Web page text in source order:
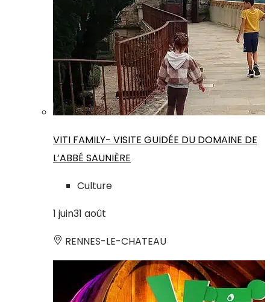
VITI FAMILY- VISITE GUIDÉE DU DOMAINE DE
L’ABBÉ SAUNIÈRE
Culture
1 juin31 août
RENNES-LE-CHATEAU